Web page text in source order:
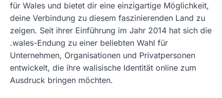
für Wales und bietet dir eine einzigartige Möglichkeit,
deine Verbindung zu diesem faszinierenden Land zu
zeigen. Seit ihrer Einführung im Jahr 2014 hat sich die
.wales-Endung zu einer beliebten Wahl für
Unternehmen, Organisationen und Privatpersonen
entwickelt, die ihre walisische Identität online zum
Ausdruck bringen möchten.